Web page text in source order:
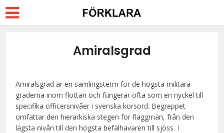
Amiralsgrad
Amiralsgrad är en samlingsterm för de högsta militära
graderna inom flottan och fungerar ofta som en nyckel till
specifika officersnivåer i svenska korsord. Begreppet
omfattar den hierarkiska stegen för flaggmän, från den
lägsta nivån till den högsta befälhavaren till sjöss. I